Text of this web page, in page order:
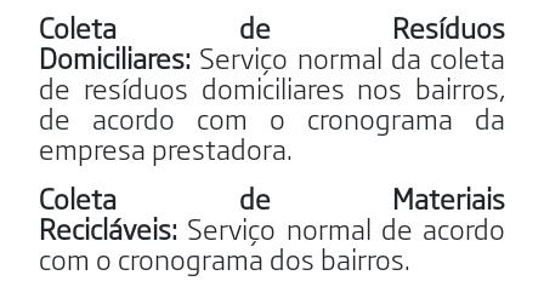
Coleta de Resíduos
Domiciliares: Serviço normal da coleta
de resíduos domiciliares nos bairros,
de acordo com o cronograma da
empresa prestadora.
Coleta de Materiais
Recicláveis: Serviço normal de acordo
com o cronograma dos bairros.